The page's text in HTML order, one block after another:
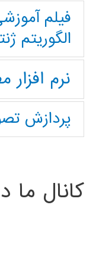
فیلم
الگوریتم
نرم
پردازش
کانال ما